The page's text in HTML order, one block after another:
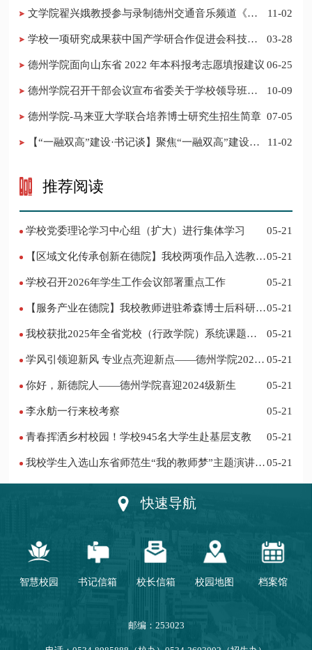
​文学院翟兴娥教授参与录制德州交通音乐频道《科
11-02
学校一项研究成果获中国产学研合作促进会科技创
03-28
德州学院面向山东省 2022 年本科报考志愿填报建议 06-25
​德州学院召开干部会议宣布省委关于学校领导班子
10-09
德州学院-马来亚大学联合培养博士研究生招生简章 07-05
11-02
推荐阅读
学校党委理论学习中心组（扩大）进行集体学习 05-21
05-21
学校召开2026年学生工作会议部署重点工作 05-21
05-21
我校获批2025年全省党校（行政学院）系统课题立
05-21
学风引领迎新风 专业点亮迎新点——德州学院2024
05-21
你好，新德院人——德州学院喜迎2024级新生 05-21
李永舫一行来校考察 05-21
青春挥洒乡村校园！学校945名大学生赴基层支教 05-21
我校学生入选山东省师范生“我的教师梦”主题演讲活
05-21
快速导航
智慧校园 书记信箱 校长信箱 校园地图 档案馆
邮编：253023